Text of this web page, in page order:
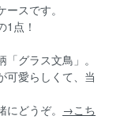
スです。
1点！
グラス文鳥」。
可愛らしくて、当
どうぞ。 →こち